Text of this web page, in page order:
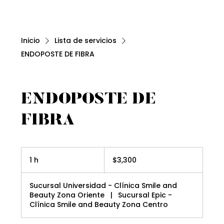
Inicio
Lista de servicios
ENDOPOSTE DE FIBRA
ENDOPOSTE DE
FIBRA
1 h
mexicanos
$3,300
Sucursal Universidad - Clínica Smile and
Beauty Zona Oriente
|
Sucursal Epic -
Clínica Smile and Beauty Zona Centro